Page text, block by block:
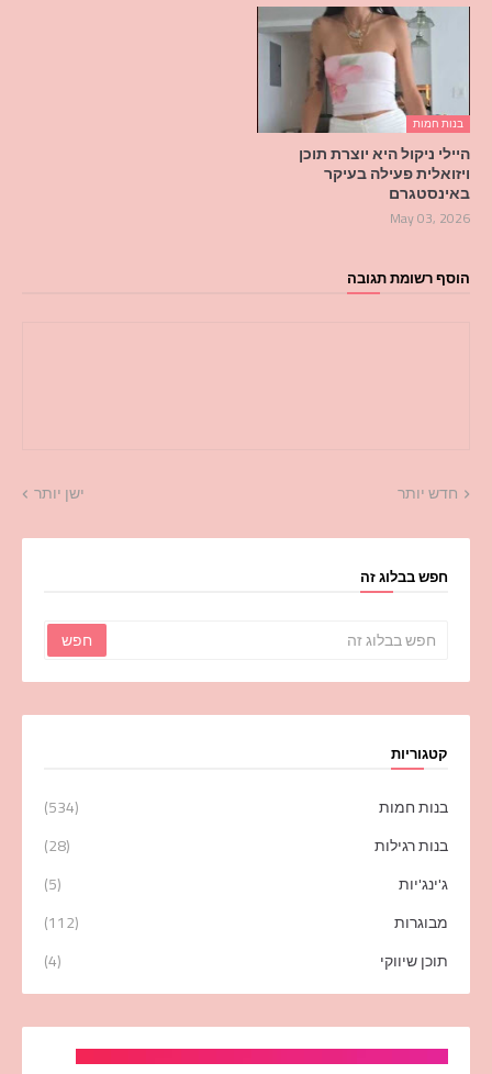
בנות חמות
היילי ניקול היא יוצרת תוכן
ויזואלית פעילה בעיקר
באינסטגרם
May 03, 2026
הוסף רשומת תגובה
חדש יותר ישן יותר
חפש בבלוג זה
קטגוריות
בנות חמות
(534)
בנות רגילות
(28)
ג'ינג'יות
(5)
מבוגרות
(112)
תוכן שיווקי
(4)